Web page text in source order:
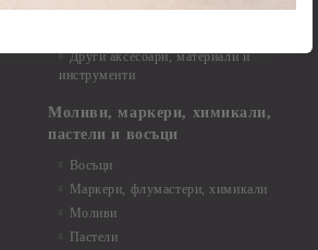
Закачалки
Други аксесоари, материали и
инструменти
Моливи, маркери, химикали,
пастели и восъци
Восъци
Маркери, флумастери, химикали
Моливи
Пастели